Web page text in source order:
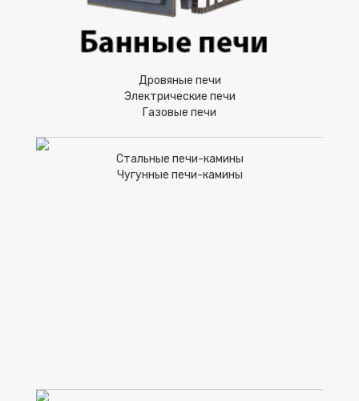
Дровяные печи
Электрические печи
Газовые печи
Стальные печи-камины
Чугунные печи-камины